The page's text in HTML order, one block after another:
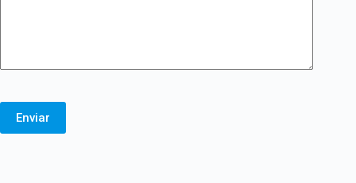
Enviar